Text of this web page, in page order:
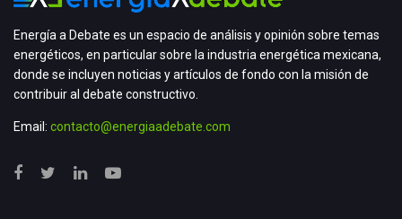
Energía a Debate es un espacio de análisis y opinión sobre temas
energéticos, en particular sobre la industria energética mexicana,
donde se incluyen noticias y artículos de fondo con la misión de
contribuir al debate constructivo.
Email: contacto@energiaadebate.com